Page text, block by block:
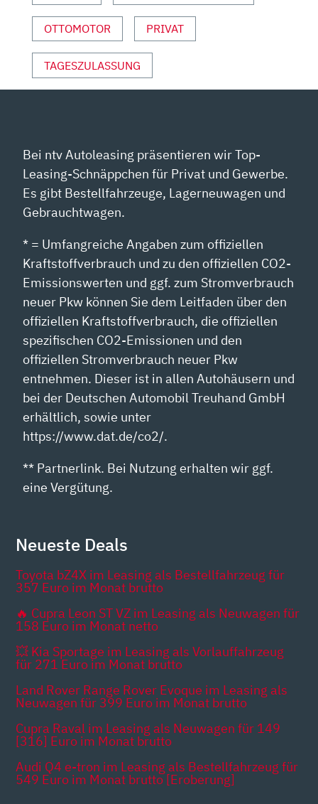
YOUTUBE
ANZEIGEN
OTTOMOTOR PRIVAT
TAGESZULASSUNG
Bei ntv Autoleasing präsentieren wir Top-
Leasing-Schnäppchen für Privat und Gewerbe.
Es gibt Bestellfahrzeuge, Lagerneuwagen und
Gebrauchtwagen.
* = Umfangreiche Angaben zum offiziellen
Kraftstoffverbrauch und zu den offiziellen CO2-
Emissionswerten und ggf. zum Stromverbrauch
neuer Pkw können Sie dem Leitfaden über den
offiziellen Kraftstoffverbrauch, die offiziellen
spezifischen CO2-Emissionen und den
offiziellen Stromverbrauch neuer Pkw
entnehmen. Dieser ist in allen Autohäusern und
bei der Deutschen Automobil Treuhand GmbH
erhältlich, sowie unter
https://www.dat.de/co2/.
** Partnerlink. Bei Nutzung erhalten wir ggf.
eine Vergütung.
Neueste Deals
Toyota bZ4X im Leasing als Bestellfahrzeug für
357 Euro im Monat brutto
🔥 Cupra Leon ST VZ im Leasing als Neuwagen für
158 Euro im Monat netto
💥 Kia Sportage im Leasing als Vorlauffahrzeug
für 271 Euro im Monat brutto
Land Rover Range Rover Evoque im Leasing als
Neuwagen für 399 Euro im Monat brutto
Cupra Raval im Leasing als Neuwagen für 149
[316] Euro im Monat brutto
Audi Q4 e-tron im Leasing als Bestellfahrzeug für
549 Euro im Monat brutto [Eroberung]